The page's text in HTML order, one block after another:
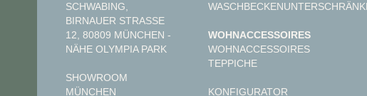
SCHWABING,
BIRNAUER STRASSE 1
2, 80809 MÜNCHEN - N
ÄHE OLYMPIA PARK
SHOWROOM
MÜNCHEN
WOHNACCESSOIRES
WOHNACCESSOIRES
TEPPICHE
KONFIGURATOR